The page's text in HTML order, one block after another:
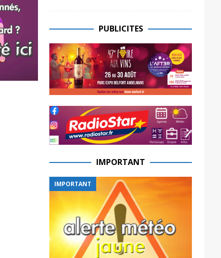
PUBLICITES
IMPORTANT
IMPORTANT